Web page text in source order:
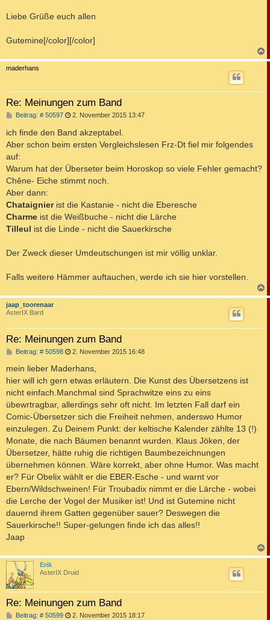
Liebe Grüße euch allen
Gutemine[/color][/color]
a
maderhans
Re: Meinungen zum Band
Beitrag: # 50597B
i
t
r
2. November 2015 13:47
ich finde den Band akzeptabel.
Aber schon beim ersten Vergleichslesen Frz-Dt fiel mir folgendes
auf:
Warum hat der Überseter beim Horoskop so viele Fehler gemacht?
Chêne- Eiche stimmt noch.
Aber dann:
Chataignierist die Kastanie - nicht die Eberesche
Charme ist die Weißbuche - nicht die Lärche
Tilleul ist die Linde - nicht die Sauerkirsche
Der Zweck dieser Umdeutschungen ist mir völlig unklar.
Falls weitere Hämmer auftauchen, werde ich sie hier vorstellen.
a
jaap_toorenaar
AsterIX Bard
Re: Meinungen zum Band
Beitrag: # 50598B
i
r
a
g
2. November 2015 16:48
mein lieber Maderhans,
hier will ich gern etwas erläutern. Die Kunst des Übersetzens ist
nicht einfach.Manchmal sind Sprachwitze eins zu eins
übewrtragbar, allerdings sehr oft nicht. Im letzten Fall darf ein
Comic-Übersetzer sich die Freiheit nehmen, anderswo Humor
einzulegen. Zu Deinem Punkt: der keltische Kalender zählte 13 (!)
Monate, die nach Bäumen benannt wurden. Klaus Jöken, der
Übersetzer, hätte ruhig die richtigen Baumbezeichnungen
übernehmen können. Wäre korrekt, aber ohne Humor. Was macht
er? Für Obelix wählt er die EBER-Esche - und warnt vor
Ebern/Wildschweinen! Für Troubadix nimmt er die Lärche - wobei
die Lerche der Vogel der Musiker ist! Und ist Gutemine nicht
dauernd ihrem Gatten gegenüber sauer? Deswegen die
Sauerkirsche!! Super-gelungen finde ich das alles!!
Jaap
a
Erik
AsterIX Druid
Re: Meinungen zum Band
Beitrag: # 50599B 2. November 2015 18:17